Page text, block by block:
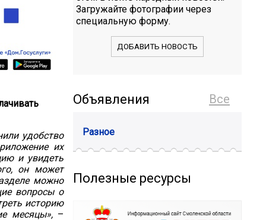
удобство
их
и увидеть
он может
можно
вопросы о
историю
месяцы»,–
Загружайте фотографии через
специальную форму.
ДОБАВИТЬ НОВОСТЬ
Все
Объявления
Разное
Полезные ресурсы